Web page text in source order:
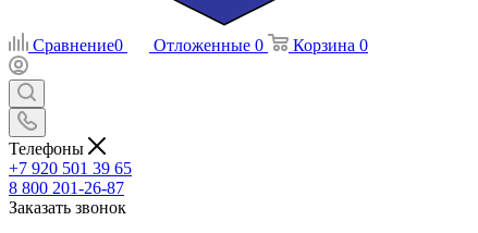
Сравнение0 Отложенные 0 Корзина 0
Телефоны
+7 920 501 39 65
8 800 201-26-87
Заказать звонок